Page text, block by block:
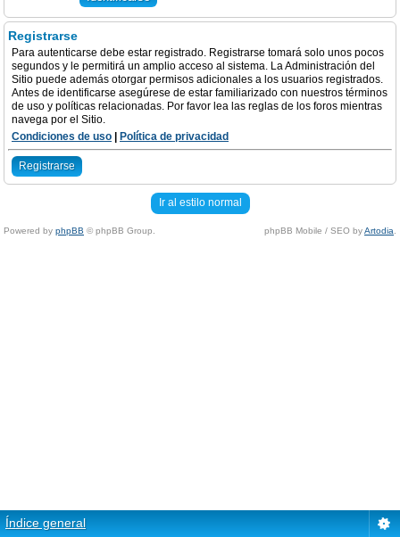
Registrarse
Para autenticarse debe estar registrado. Registrarse tomará solo unos pocos
segundos y le permitirá un amplio acceso al sistema. La Administración del
Sitio puede además otorgar permisos adicionales a los usuarios registrados.
Antes de identificarse asegúrese de estar familiarizado con nuestros términos
de uso y políticas relacionadas. Por favor lea las reglas de los foros mientras
navega por el Sitio.
Condiciones de uso
Política de privacidad
Registrarse
Ir al estilo normal
Powered by phpBB © phpBB Group. phpBB Mobile / SEO byArtodia
Índice general